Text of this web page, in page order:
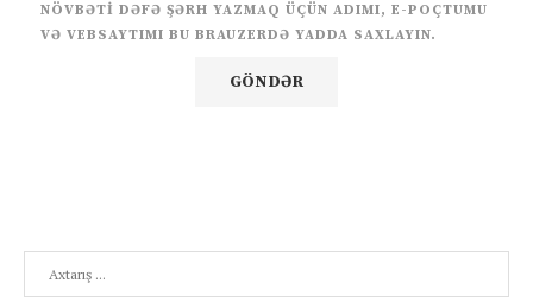
NÖVBƏTI DƏFƏ ŞƏRH YAZMAQ ÜÇÜN ADIMI, E-POÇTUMU
VƏ VEBSAYTIMI BU BRAUZERDƏ YADDA SAXLAYIN.